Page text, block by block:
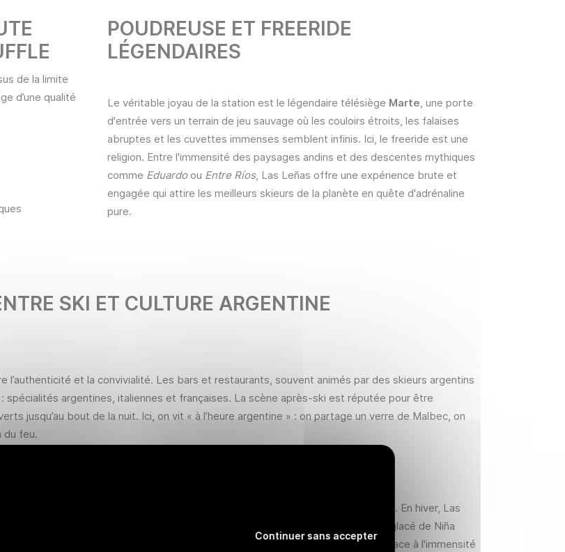
de la limite
d’une qualité
POUDREUSE ET FREERIDE
LÉGENDAIRES
Le véritable joyau de la station est le légendaire télésiège Marte, une porte
d'entrée vers un terrain de jeu sauvage où les couloirs étroits, les falaises
abruptes et les cuvettes immenses semblent infinis. Ici, le freeride est une
religion. Entre l'immensité des paysages andins et des descentes mythiques
comme Eduardoou Entre Ríos, Las Leñas offre une expérience brute et
engagée qui attire les meilleurs skieurs de la planète en quête d'adrénaline
pure.
SKI ET CULTURE ARGENTINE
l’authenticité et la convivialité. Les bars et restaurants, souvent animés par des skieurs argentins
spécialités argentines, italiennes et françaises. La scène après‑ski est réputée pour être
jusqu’au bout de la nuit. Ici, on vit « à l’heure argentine » : on partage un verre de Malbec, on
du feu.
Andes, où les sommets vierges culminent à plus de
. En hiver, Las
des
tels que le Pozo de las Ánimas ou le lac glacé de Niña
au cœur d'une nature brute, où chaque courbe dessine un moment suspendu face à l'immensité
Continuer sans accepter